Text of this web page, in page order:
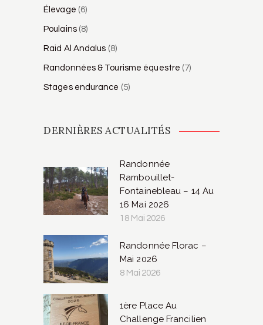
Élevage (6)
Poulains(8)
Raid Al Andalus (8)
Randonnées & Tourisme équestre (7)
Stages endurance (5)
DERNIÈRES ACTUALITÉS
Randonnée
Rambouillet-
Fontainebleau – 14 Au
16 Mai 2026
18 Mai 2026
Randonnée Florac –
Mai 2026
8 Mai 2026
1ère Place Au
Challenge Francilien